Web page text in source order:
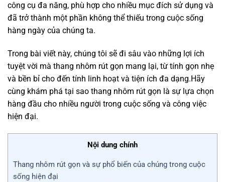
công cụ đa năng, phù hợp cho nhiều mục đích sử dụng và
đã trở thành một phần không thể thiếu trong cuộc sống
hàng ngày của chúng ta.
Trong bài viết này, chúng tôi sẽ đi sâu vào những lợi ích
tuyệt vời mà thang nhôm rút gọn mang lại, từ tính gọn nhẹ
và bền bỉ cho đến tính linh hoạt và tiện ích đa dạng.Hãy
cùng khám phá tại sao thang nhôm rút gọn là sự lựa chọn
hàng đầu cho nhiều người trong cuộc sống và công việc
hiện đại.
Nội dung chính
Thang nhôm rút gọn và sự phổ biến của chúng trong cuộc
sống hiện đại